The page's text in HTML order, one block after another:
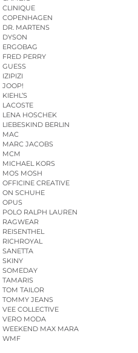
CLINIQUE
COPENHAGEN
DR. MARTENS
DYSON
ERGOBAG
FRED PERRY
GUESS
IZIPIZI
JOOP!
KIEHL’S
LACOSTE
LENA HOSCHEK
LIEBESKIND BERLIN
MAC
MARC JACOBS
MCM
MICHAEL KORS
MOS MOSH
OFFICINE CREATIVE
ON SCHUHE
OPUS
POLO RALPH LAUREN
RAGWEAR
REISENTHEL
RICHROYAL
SANETTA
SKINY
SOMEDAY
TAMARIS
TOM TAILOR
TOMMY JEANS
VEE COLLECTIVE
VERO MODA
WEEKEND MAX MARA
WMF